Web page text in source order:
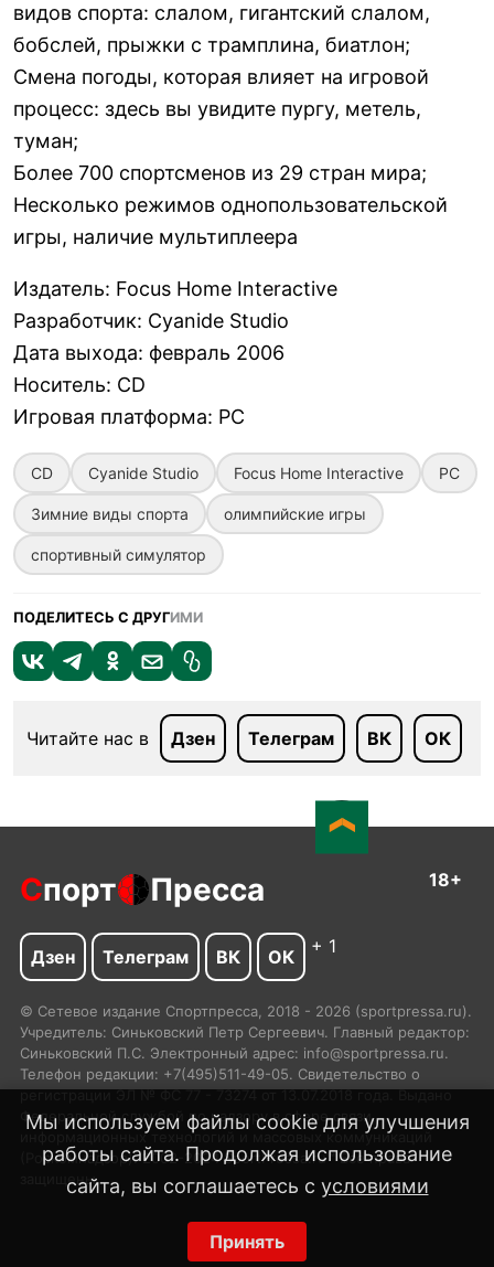
видов спорта: слалом, гигантский слалом,
бобслей, прыжки с трамплина, биатлон;
Смена погоды, которая влияет на игровой
процесс: здесь вы увидите пургу, метель,
туман;
Более 700 спортсменов из 29 стран мира;
Несколько режимов однопользовательской
игры, наличие мультиплеера
Издатель: Focus Home Interactive
Разработчик: Cyanide Studio
Дата выхода: февраль 2006
Носитель: CD
Игровая платформа: PC
CD Cyanide Studio Focus Home Interactive PC
Зимние виды спорта олимпийские игры
спортивный симулятор
ПОДЕЛИТЕСЬ С ДРУГИМИ
Читайте нас в Дзен Телеграм ВК ОК
Мы используем файлы cookie для улучшения
работы сайта. Продолжая использование
сайта, вы соглашаетесь с условиями
Принять
Спорт Пресса 18+
Дзен Телеграм ВК ОК + 1
© Сетевое издание Спортпресса, 2018 - 2026 (sportpressa.ru).
Учредитель: Синьковский Петр Сергеевич. Главный редактор:
Синьковский П.С. Электронный адрес: info@sportpressa.ru.
Телефон редакции: +7(495)511-49-05. Свидетельство о
регистрации ЭЛ № ФС 77 - 73274 от 13.07.2018 года. Выдано
Федеральной службой по надзору в сфере связи,
информационных технологий и массовых коммуникаций
(Роскомнадзор). 2002-2024 SportPressa.ru™ Все права
защищены.